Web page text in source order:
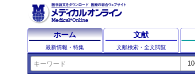
ホーム
最新情報・特集
文献
文献検索・全文閲覧